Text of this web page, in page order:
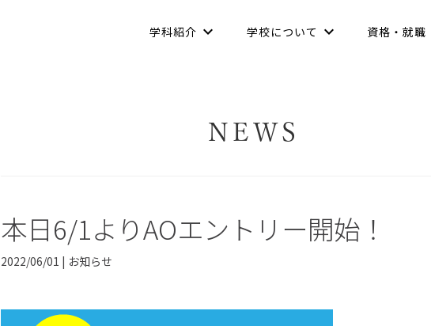
学科紹介 学校について 資格・就職
NEWS
本日6/1よりAOエントリー開始！
2022/06/01 | お知らせ